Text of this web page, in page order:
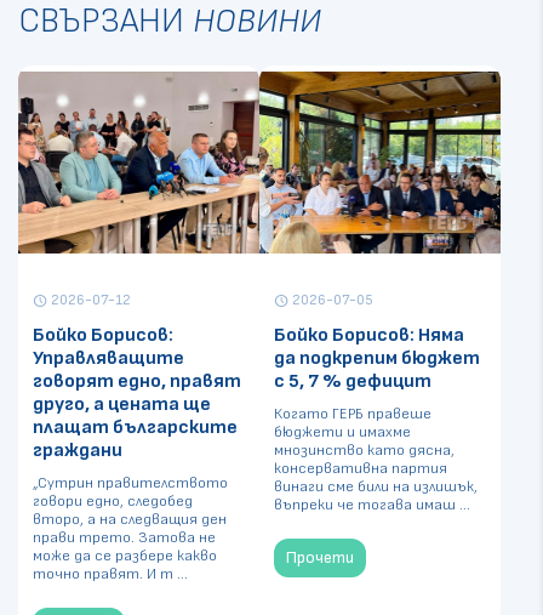
СВЪРЗАНИ НОВИНИ
schedule 2026-07-12
Бойко Борисов:
Управляващите
говорят едно, правят
друго, а цената ще
плащат българските
граждани
„Сутрин правителството
говори едно, следобед
второ, а на следващия ден
прави трето. Затова не
може да се разбере какво
точно правят. И т ...
schedule 2026-07-05
Бойко Борисов: Няма
да подкрепим бюджет
с 5, 7 % дефицит
Когато ГЕРБ правеше
бюджети и имахме
мнозинство като дясна,
консервативна партия
винаги сме били на излишък,
въпреки че тогава имаш ...
Прочети